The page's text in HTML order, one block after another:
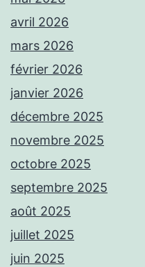
avril 2026
mars 2026
février 2026
janvier 2026
décembre 2025
novembre 2025
octobre 2025
septembre 2025
août 2025
juillet 2025
juin 2025